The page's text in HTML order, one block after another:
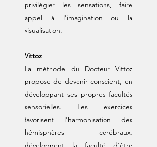
privilégier les sensations, faire
appel à l'imagination ou la
visualisation.​
Vittoz​
La méthode du Docteur Vittoz
propose de devenir conscient, en
développant ses propres facultés
sensorielles. Les exercices
favorisent l'harmonisation des
hémisphères cérébraux,
développent la faculté d'être